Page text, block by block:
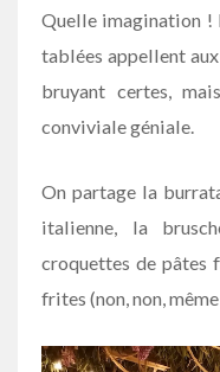
Quelle imagination !
tablées appellent
bruyant certes,
conviviale géniale.
On partage la
italienne, la
croquettes de pâtes
frites (non, non, même